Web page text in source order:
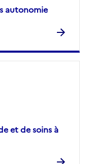
autonomie
et de soins à